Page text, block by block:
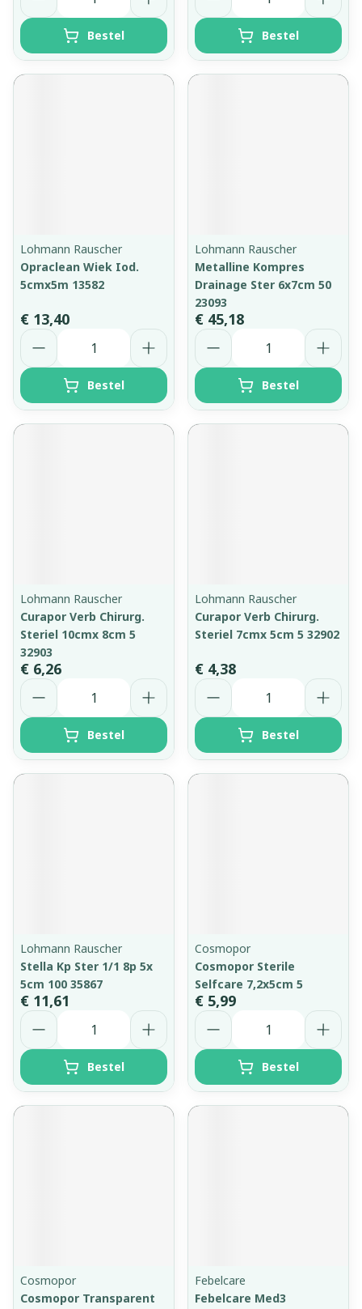
Bestel Bestel
Lohmann Rauscher
Opraclean Wiek Iod.
5cmx5m 13582
€ 13,40
Aantal
Bestel
Lohmann Rauscher
Metalline Kompres
Drainage Ster 6x7cm 50
23093
€ 45,18
Aantal
Bestel
Lohmann Rauscher
Curapor Verb Chirurg.
Steriel 10cmx 8cm 5
32903
€ 6,26
Aantal
Bestel
Lohmann Rauscher
Curapor Verb Chirurg.
Steriel 7cmx 5cm 5 32902
€ 4,38
Aantal
Bestel
Lohmann Rauscher
Stella Kp Ster 1/1 8p 5x
5cm 100 35867
€ 11,61
Aantal
Bestel
Cosmopor
Cosmopor Sterile
Selfcare 7,2x5cm 5
€ 5,99
Aantal
Bestel
Cosmopor
Cosmopor Transparent
Febelcare
Febelcare Med3